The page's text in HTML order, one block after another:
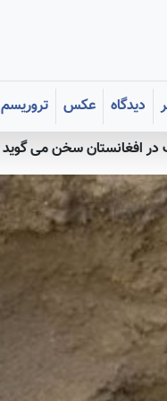
دیدگاه عکس تروریسم
افغانستان سخن می گوید